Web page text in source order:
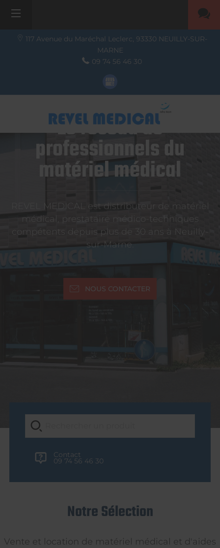
117 Avenue du Maréchal Leclerc, 93330 NEUILLY-SUR-
MARNE
09 74 56 46 30
Le réseau de
professionnels du
matériel médical
REVEL MEDICAL est distributeur de matériel
médical, prestataire médico-techniques
compétents depuis plus de 30 ans à Neuilly-
sur-Marne.
NOUS CONTACTER
Contact
09 74 56 46 30
Notre Sélection
Vente et location de matériel médical et d'aides